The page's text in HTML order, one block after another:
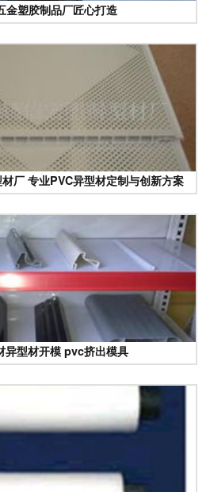
金塑胶制品厂匠心打造
厂 专业PVC异型材定制与创新方案
异型材开模 pvc挤出模具